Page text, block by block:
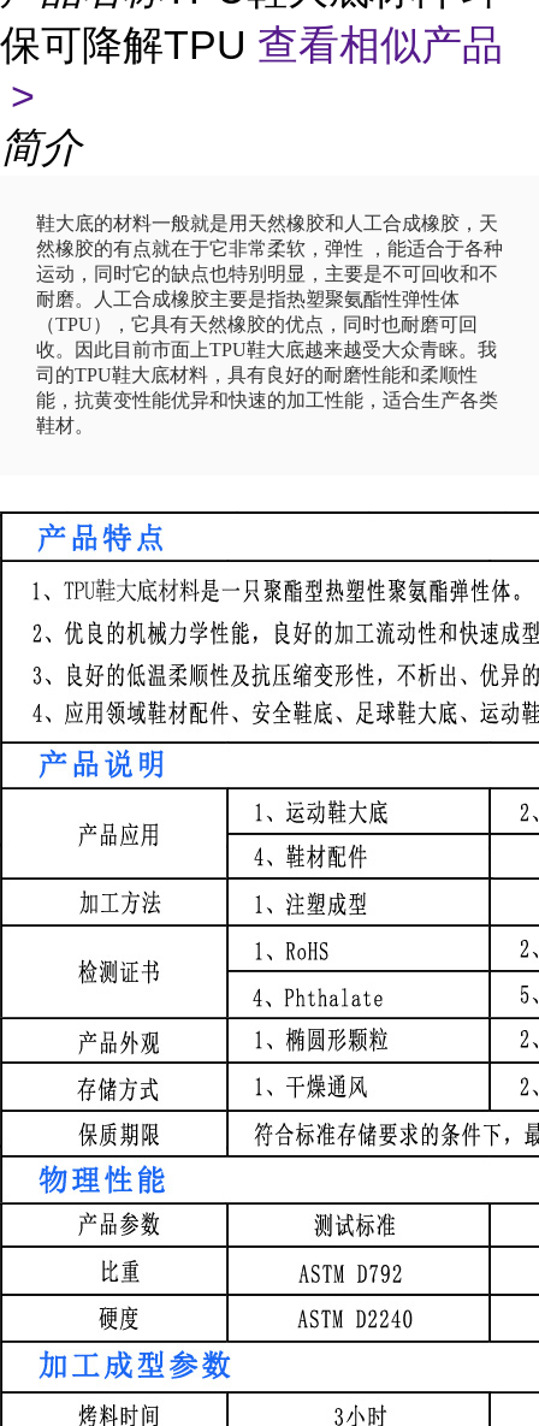
保可降解TPU 查看相似产品
>
简介
鞋大底的材料一般就是用天然橡胶和人工合成橡胶，天
然橡胶的有点就在于它非常柔软，弹性 ，能适合于各种
运动，同时它的缺点也特别明显，主要是不可回收和不
耐磨。人工合成橡胶主要是指热塑聚氨酯性弹性体
（TPU），它具有天然橡胶的优点，同时也耐磨可回
收。因此目前市面上TPU鞋大底越来越受大众青睐。我
司的TPU鞋大底材料，具有良好的耐磨性能和柔顺性
能，抗黄变性能优异和快速的加工性能，适合生产各类
鞋材。